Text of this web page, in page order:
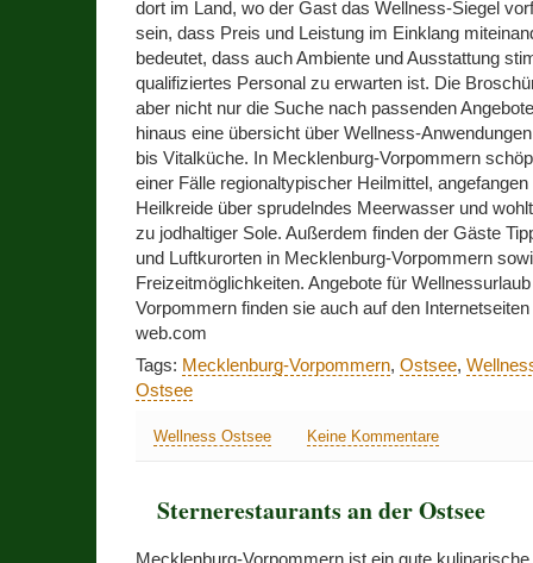
dort im Land, wo der Gast das Wellness-Siegel
sein, dass Preis und Leistung im Einklang
bedeutet, dass auch Ambiente und Ausstattung
qualifiziertes Personal zu erwarten ist. Die
aber nicht nur die Suche nach passenden
hinaus eine übersicht über Wellness-
bis Vitalküche. In Mecklenburg-Vorpommern
einer Fälle regionaltypischer Heilmittel,
Heilkreide über sprudelndes Meerwasser und
zu jodhaltiger Sole. Außerdem finden der Gäste
und Luftkurorten in Mecklenburg-Vorpommern
Freizeitmöglichkeiten. Angebote für
Vorpommern finden sie auch auf den
web.com
Tags: Mecklenburg-Vorpommern, Ostsee,
Ostsee
Wellness Ostsee Keine Kommentare
Sternerestaurants an der Ostsee